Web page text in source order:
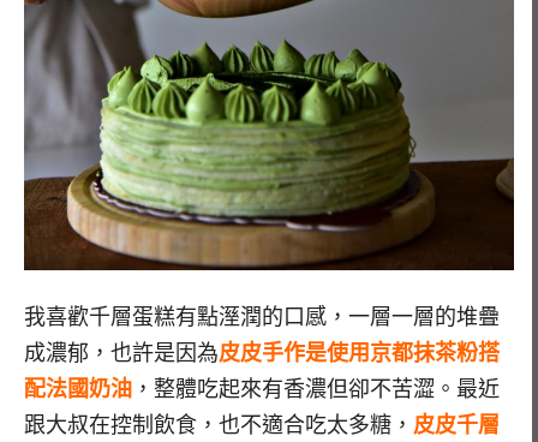
我喜歡千層蛋糕有點溼潤的口感，一層一層的堆疊
成濃郁，也許是因為皮皮手作是使用京都抹茶粉搭
配法國奶油 ，整體吃起來有香濃但卻不苦澀。最近
跟大叔在控制飲食，也不適合吃太多糖， 皮皮千層